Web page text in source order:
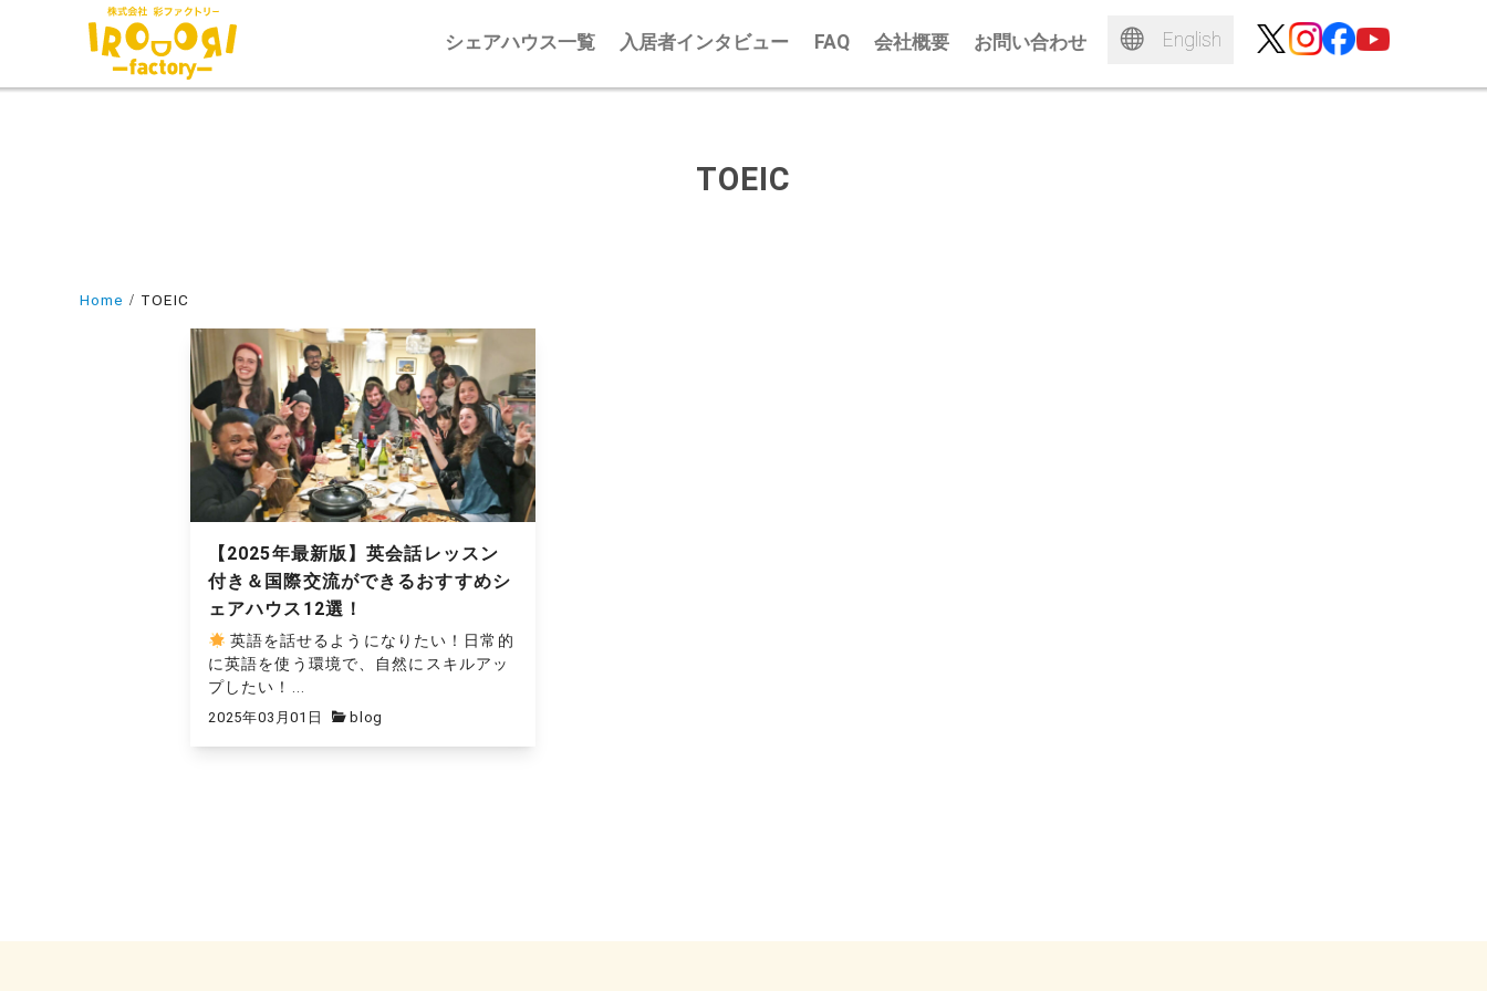
シェアハウス一覧 入居者インタビュー FAQ 会社概要 お問い合わせ English
TOEIC
Home TOEIC
【2025年最新版】英会話レッスン
付き＆国際交流ができるおすすめシ
ェアハウス12選！
英語を話せるようになりたい！日常的
に英語を使う環境で、自然にスキルアッ
プしたい！...
2025年03月01日 blog